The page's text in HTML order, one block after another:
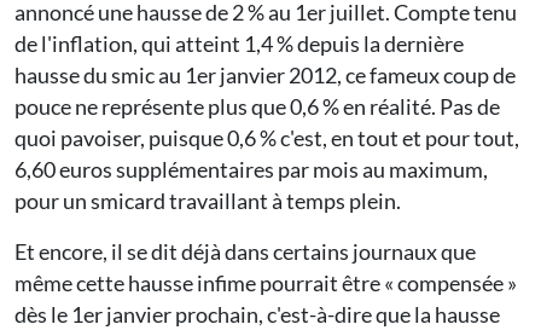
annoncé une hausse de 2 % au 1er juillet. Compte tenu
de l'inflation, qui atteint 1,4 % depuis la dernière
hausse du smic au 1er janvier 2012, ce fameux coup de
pouce ne représente plus que 0,6 % en réalité. Pas de
quoi pavoiser, puisque 0,6 % c'est, en tout et pour tout,
6,60 euros supplémentaires par mois au maximum,
pour un smicard travaillant à temps plein.
Et encore, il se dit déjà dans certains journaux que
même cette hausse infime pourrait être « compensée »
dès le 1er janvier prochain, c'est-à-dire que la hausse